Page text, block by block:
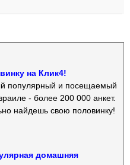
на Клик4!
популярный и посещаемый
- более 200 000 анкет.
найдешь свою половинку!
домашняя